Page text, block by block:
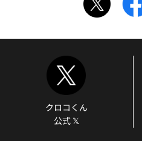
クロコくん
公式 𝕏